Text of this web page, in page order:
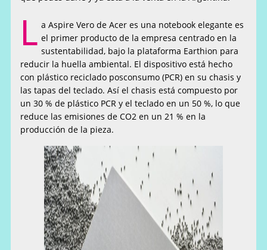
L a Aspire Vero de Acer es una notebook elegante es
el primer producto de la empresa centrado en la
sustentabilidad, bajo la plataforma Earthion para
reducir la huella ambiental. El dispositivo está hecho
con plástico reciclado posconsumo (PCR) en su chasis y
las tapas del teclado. Así el chasis está compuesto por
un 30 % de plástico PCR y el teclado en un 50 %, lo que
reduce las emisiones de CO2 en un 21 % en la
producción de la pieza.